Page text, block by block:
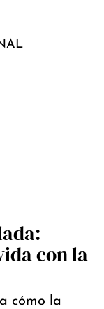
con la
cómo la